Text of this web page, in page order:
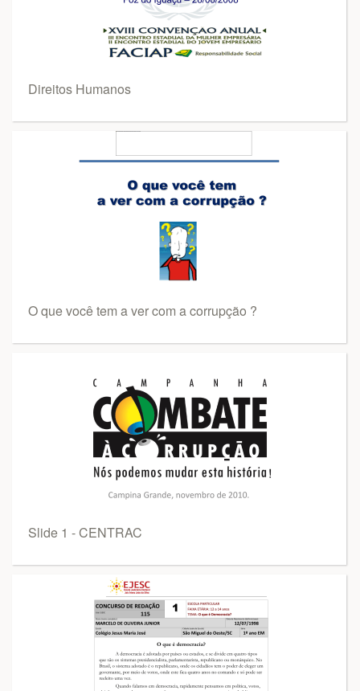
Direitos Humanos
O que você tem a ver com a corrupção ?
Slide 1 - CENTRAC